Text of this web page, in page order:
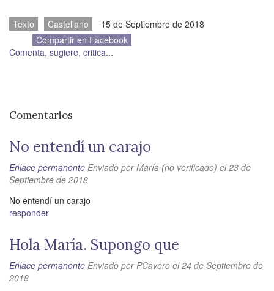
Texto Castellano
15 de Septiembre de 2018
Compartir en Facebook
Comenta, sugiere, critica...
Comentarios
No entendí un carajo
Enlace permanente Enviado porMaría (no verificado) el 23 de
Septiembre de 2018
No entendí un carajo
responder
Hola María. Supongo que
Enlace permanente Enviado por PCavero el 24 de Septiembre de
2018